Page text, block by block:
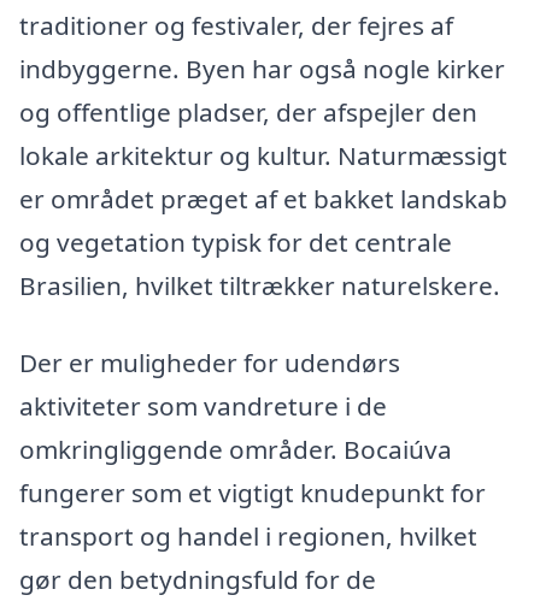
traditioner og festivaler, der fejres af
indbyggerne. Byen har også nogle kirker
og offentlige pladser, der afspejler den
lokale arkitektur og kultur. Naturmæssigt
er området præget af et bakket landskab
og vegetation typisk for det centrale
Brasilien, hvilket tiltrækker naturelskere.
Der er muligheder for udendørs
aktiviteter som vandreture i de
omkringliggende områder. Bocaiúva
fungerer som et vigtigt knudepunkt for
transport og handel i regionen, hvilket
gør den betydningsfuld for de